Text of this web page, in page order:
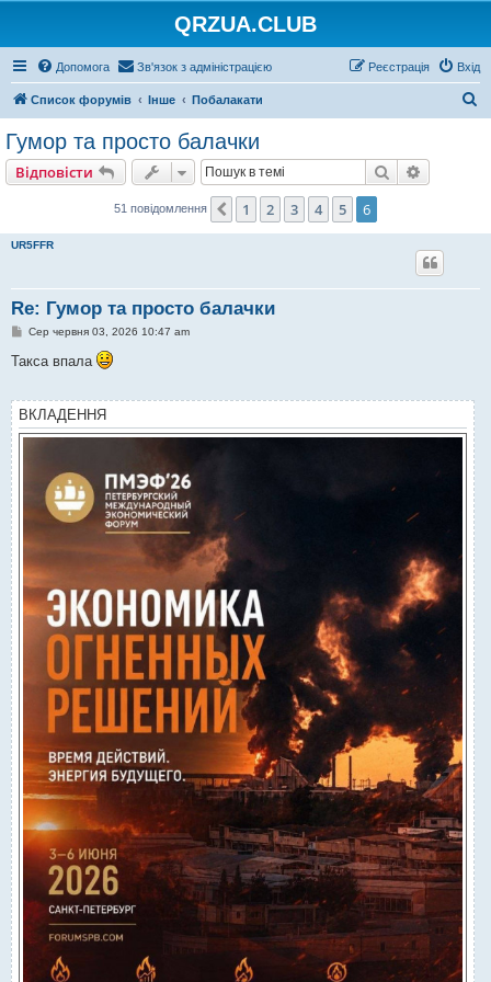
QRZUA.CLUB
Допомога Зв'язок з адміністрацією Вхід
Реєстрація
Список форумів Інше Побалакати
Гумор та просто балачки
Відповісти Пошук
51 повідомлення Поперед.
1 2 3 4 5 6
UR5FFR
Re: Гумор та просто балачки
П
в
і
м
л
е
Сер червня 03, 2026 10:47 am
Такса впала
ВКЛАДЕННЯ